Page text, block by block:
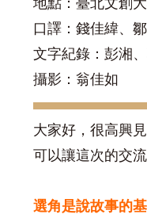
口譯：錢佳緯、
文字紀錄：彭湘
攝影：翁佳如
大家好，很高興
可以讓這次的交流
選角是說故事的